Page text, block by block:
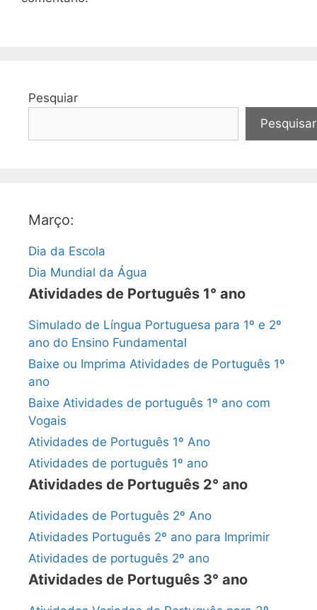
Pesquiar
Pesquisar
Março:
Dia da Escola
Dia Mundial da Água
Atividades de Português 1° ano
Simulado de Língua Portuguesa para 1º e 2º
ano do Ensino Fundamental
Baixe ou Imprima Atividades de Português 1º
ano
Baixe Atividades de português 1º ano com
Vogais
Atividades de Português 1º Ano
Atividades de português 1º ano
Atividades de Português 2° ano
Atividades de Português 2º Ano
Atividades Português 2º ano para Imprimir
Atividades de português 2º ano
Atividades de Português 3° ano